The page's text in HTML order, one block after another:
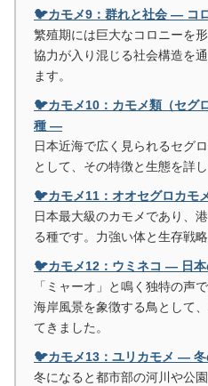
🐦カモメ9：群れと社会 ― コ
繁殖期には巨大なコロニーを
協力が入り混じる社会構造を
ます。
🐦カモメ10：カモメ類（セグ
種 ―
日本近海で広く見られるセグ
として、その特徴と生態を詳し
🐦カモメ11：オオセグロカ
日本最大級のカモメであり、
る種です。力強い体と生存戦
🐦カモメ12：ウミネコ ― 日
「ミャーオ」と鳴く独特の声
海岸風景を象徴する鳥として
てきました。
🐦カモメ13：ユリカモメ ―
冬になると都市部の河川や公